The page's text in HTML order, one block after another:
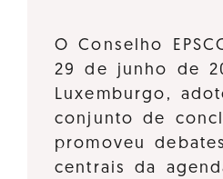
O Conselho
29 de junho de
Luxemburgo,
conjunto de
promoveu
centrais da